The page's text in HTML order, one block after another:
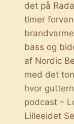
det på
timer
bass og
af Nordic
med det
hvor
podcast –
Lilleeidet